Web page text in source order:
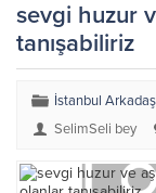
sevgi huzur
tanışabiliriz
İstanbul
SelimSeli bey